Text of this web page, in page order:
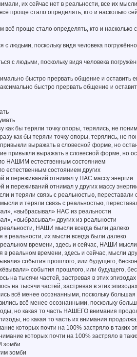
их сейчас нет в реальности, все их
проще стало определять, кто и насколько
всё проще стало определять, кто и
людьми, поскольку видя человека
с людьми, поскольку видя человека
быстро прервать общение и оставить
быстро прервать общение и
как бы теряли точку опоры, терялись, не
как бы теряли точку опоры, терялись, не
выражать в словесной форме, но
привыкли выражать в словесной форме, но
НАШИМ естественным состоянием
естественным состоянием других
и переживаний отнимал у НАС массу энергии
и переживаний отнимал у других массу
и теряли связь с реальностью,
и теряли связь с реальностью,
«выбрасывал» НАС из реальности
«выбрасывал» других из реальности
НАШИ мысли всегда были далеко
в реальности, их мысли всегда были далеко
времени, здесь и сейчас, НАШИ
в реальном времени, здесь и сейчас, мысли
события прошлого, или будущего,
события прошлого, или будущего,
на тысячи частей, застревая в этих эпизодах
на тысячи частей, застревая в этих эпизодах
всё менее осознанными, поскольку
всё менее осознанными, поскольку
но какая то часть НАШЕГО внимания
но какая то часть их внимания
которых почти на 100% застряло в таких
которых почти на 100% застряло в
зомби
зомби